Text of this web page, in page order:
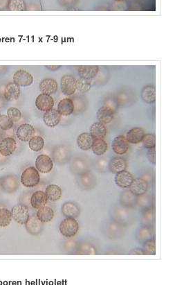
7-11 x 7-9 µm
hellviolett